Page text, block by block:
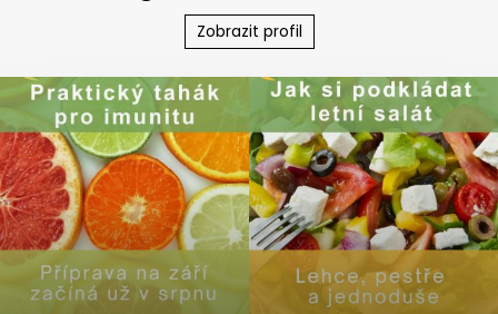
Zobrazit profil